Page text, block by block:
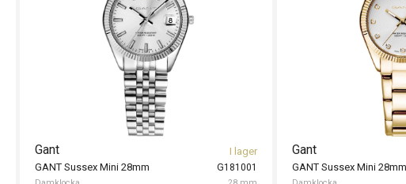
G181001
Gant
GANT Sussex Mini 28mm
I lager Gant
GANT Sussex Mini 28mm